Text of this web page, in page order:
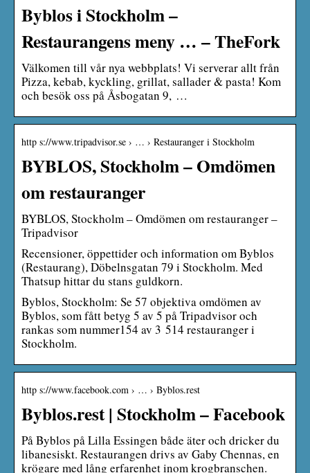
Byblos i Stockholm –
Restaurangens meny … – TheFork
Välkomen till vår nya webbplats! Vi serverar allt från
Pizza, kebab, kyckling, grillat, sallader & pasta! Kom
och besök oss på Åsbogatan 9, …
http s://www.tripadvisor.se › … › Restauranger i Stockholm
BYBLOS, Stockholm – Omdömen
om restauranger
BYBLOS, Stockholm – Omdömen om restauranger –
Tripadvisor
Recensioner, öppettider och information om Byblos
(Restaurang), Döbelnsgatan 79 i Stockholm. Med
Thatsup hittar du stans guldkorn.
Byblos, Stockholm: Se 57 objektiva omdömen av
Byblos, som fått betyg 5 av 5 på Tripadvisor och
rankas som nummer154 av 3 514 restauranger i
Stockholm.
http s://www.facebook.com › … › Byblos.rest
Byblos.rest | Stockholm – Facebook
På Byblos på Lilla Essingen både äter och dricker du
libanesiskt. Restaurangen drivs av Gaby Chennas, en
krögare med lång erfarenhet inom krogbranschen.